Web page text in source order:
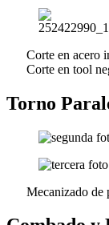
Corte en acero
Corte en tool
Torno
Mecanizado de